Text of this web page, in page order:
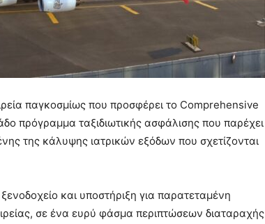
παγκοσμίως που προσφέρει το Comprehensive
πρόγραμμα ταξιδιωτικής ασφάλισης που παρέχει
της κάλυψης ιατρικών εξόδων που σχετίζονται
και υποστήριξη για παρατεταμένη
σε ένα ευρύ φάσμα περιπτώσεων διαταραχής